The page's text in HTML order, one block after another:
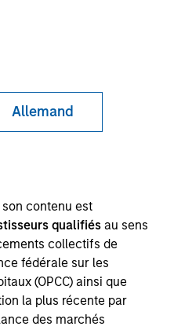
Allemand
contenu est
qualifiésau sens
collectifs de
fédérale sur les
(OPCC) ainsi que
la plus récente par
des marchés
(USD Hedged) Index